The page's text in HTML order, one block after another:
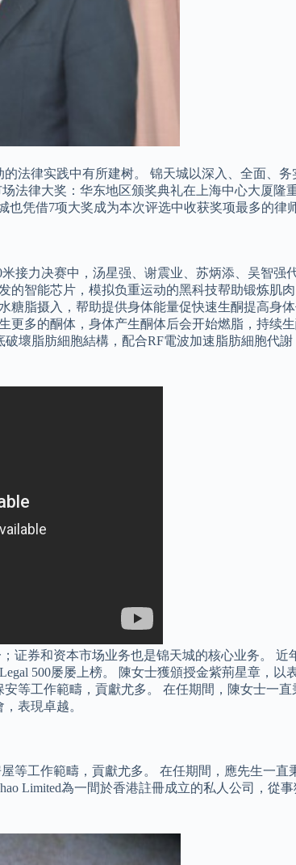
法律实践中有所建树。 锦天城以深入、全面、
法律大奖：华东地区颁奖典礼在上海中心大厦隆
凭借7项大奖成为本次评选中收获奖项最多的律
接力决赛中，汤星强、谢震业、苏炳添、吴智强
智能芯片，模拟负重运动的黑科技帮助锻炼肌
脂摄入，帮助提供身体能量促快速生酮提高身
多的酮体，身体产生酮体后会开始燃脂，持续
壞脂肪細胞結構，配合RF電波加速脂肪細胞代
证券和资本市场业务也是锦天城的核心业务。 近
500屡屡上榜。 陳女士獲頒授金紫荊星章，以
等工作範疇，貢獻尤多。 在任期間，陳女士一
表現卓越。
等工作範疇，貢獻尤多。 在任期間，應先生一直
Limited為一間於香港註冊成立的私人公司，從